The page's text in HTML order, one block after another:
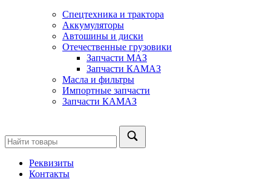
Спецтехника и трактора
Аккумуляторы
Автошины и диски
Отечественные грузовики
Запчасти МАЗ
Запчасти КАМАЗ
Масла и фильтры
Импортные запчасти
Запчасти КАМАЗ
Реквизиты
Контакты